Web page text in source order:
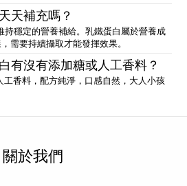
天補充嗎？
穩定的營養補給。乳鐵蛋白屬於營養成
需要持續攝取才能發揮效果。
有沒有添加糖或人工香料？
香料，配方純淨，口感自然，大人小孩
關於我們